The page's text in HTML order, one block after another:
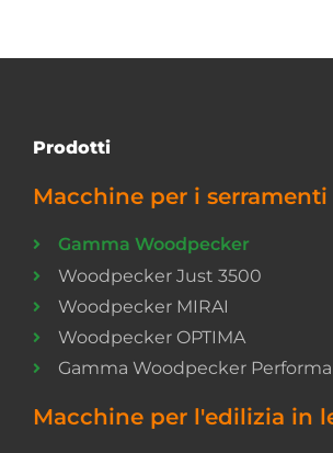
Prodotti
Macchine per i
Gamma Woodpecker
Woodpecker Just 3500
Woodpecker MIRAI
Woodpecker OPTIMA
Gamma Woodpecker
Macchine per l'edilizia in